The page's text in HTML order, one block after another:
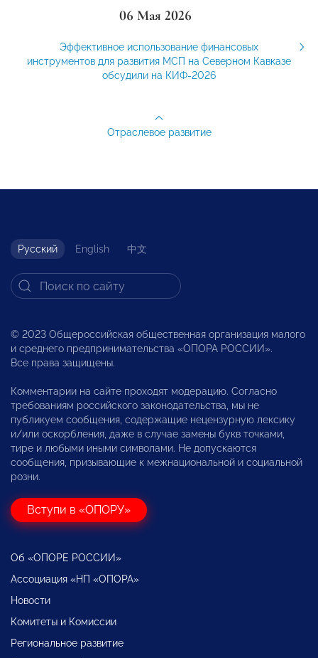
06 Мая 2026
Эффективное использование финансовых
инструментов для развития МСП на Северном Кавказе
обсудили на КИФ-2026
Отраслевое развитие
Русский English 中文
© 2023 Общероссийская общественная организация малого
и среднего предпринимательства «ОПОРА РОССИИ».
Все права защищены.
Комментарии на сайте проходят модерацию. Согласно
требованиям российского законодательства, мы не
публикуем сообщения, содержащие нецензурную лексику
и/или оскорбления, даже в случае замены букв точками,
тире и любыми иными символами. Не допускаются
сообщения, призывающие к межнациональной и социальной
розни.
Вступи в «ОПОРУ»
Об «ОПОРЕ РОССИИ»
Ассоциация «НП «ОПОРА»
Новости
Комитеты и Комиссии
Региональное развитие